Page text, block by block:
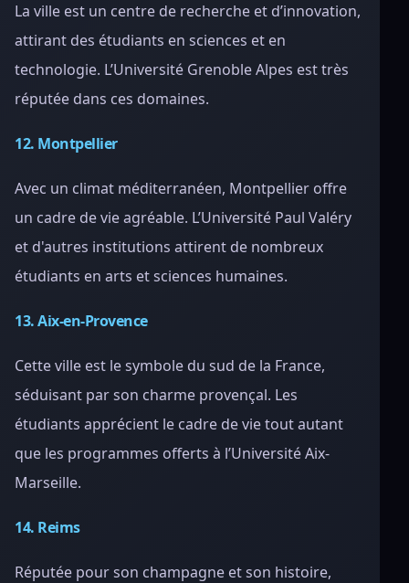
La ville est un centre de recherche et d’innovation,
attirant des étudiants en sciences et en
technologie. L’Université Grenoble Alpes est très
réputée dans ces domaines.
12. Montpellier
Avec un climat méditerranéen, Montpellier offre
un cadre de vie agréable. L’Université Paul Valéry
et d'autres institutions attirent de nombreux
étudiants en arts et sciences humaines.
13. Aix-en-Provence
Cette ville est le symbole du sud de la France,
séduisant par son charme provençal. Les
étudiants apprécient le cadre de vie tout autant
que les programmes offerts à l’Université Aix-
Marseille.
14. Reims
Réputée pour son champagne et son histoire,